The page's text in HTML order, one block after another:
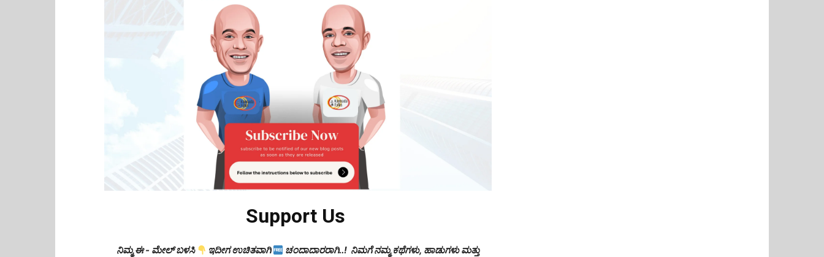
Support Us
ನಿಮ್ಮ ಈ - ಮೇಲ್ ಬಳಸಿ ಇದೀಗ ಉಚಿತವಾಗಿ
ಚಂದಾದಾರರಾಗಿ..! ನಿಮಗೆ ನಮ್ಮ ಕಥೆಗಳು, ಹಾಡುಗಳು ಮತ್ತು